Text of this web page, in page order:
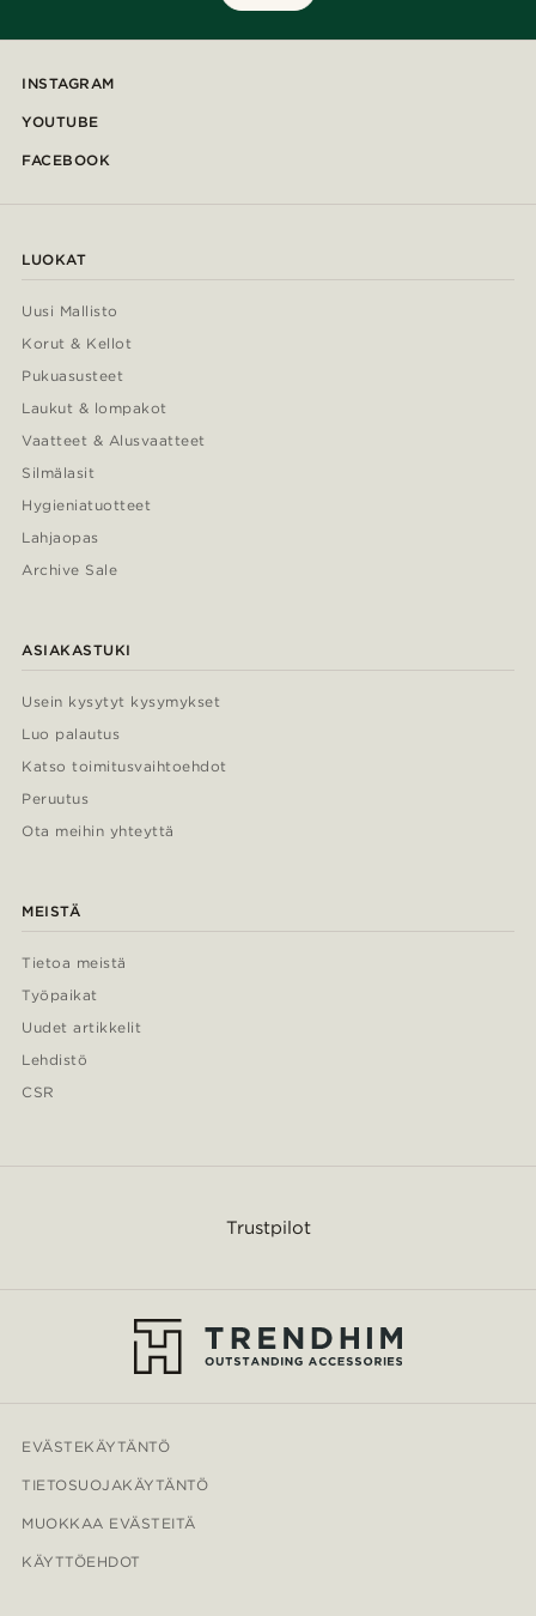
INSTAGRAM
YOUTUBE
FACEBOOK
LUOKAT
Uusi Mallisto
Korut & Kellot
Pukuasusteet
Laukut & lompakot
Vaatteet & Alusvaatteet
Silmälasit
Hygieniatuotteet
Lahjaopas
Archive Sale
ASIAKASTUKI
Usein kysytyt kysymykset
Luo palautus
Katso toimitusvaihtoehdot
Peruutus
Ota meihin yhteyttä
MEISTÄ
Tietoa meistä
Työpaikat
Uudet artikkelit
Lehdistö
CSR
Trustpilot
EVÄSTEKÄYTÄNTÖ
TIETOSUOJAKÄYTÄNTÖ
MUOKKAA EVÄSTEITÄ
KÄYTTÖEHDOT